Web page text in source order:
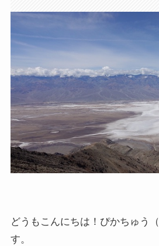
どうもこんにちは！ぴかちゅう（
す。